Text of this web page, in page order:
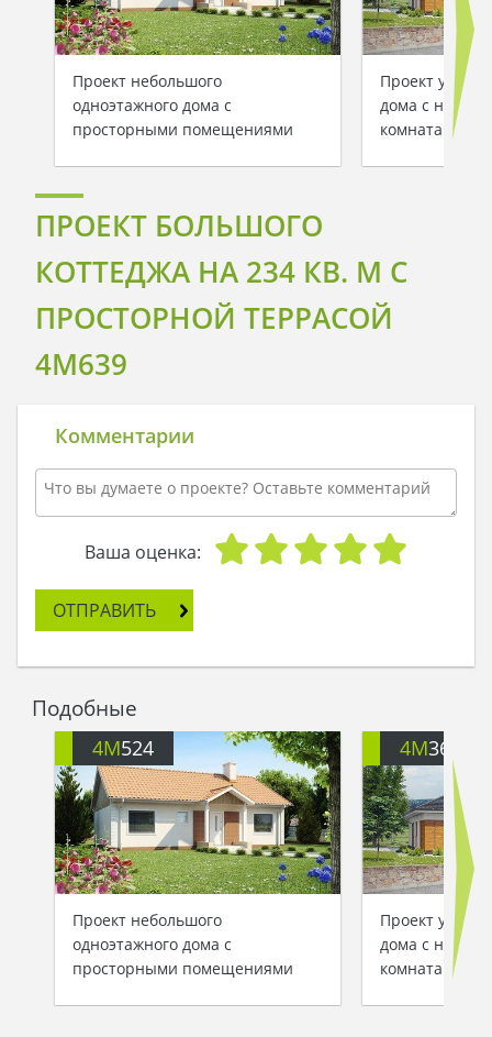
Проект небольшого
одноэтажного дома с
просторными помещениями
Проект
дома с
комнатами
ПРОЕКТ БОЛЬШОГО
КОТТЕДЖА НА 234 КВ. М С
ПРОСТОРНОЙ ТЕРРАСОЙ
4M639
Комментарии
Ваша оценка:
ОТПРАВИТЬ
Подобные
4M524
Проект небольшого
одноэтажного дома с
просторными помещениями
4M368
Проект
дома с
комнатами